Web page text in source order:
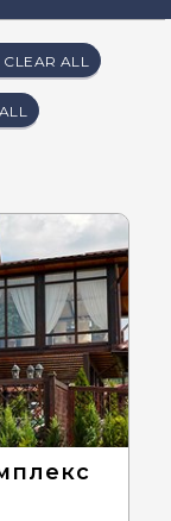
CLEAR ALL